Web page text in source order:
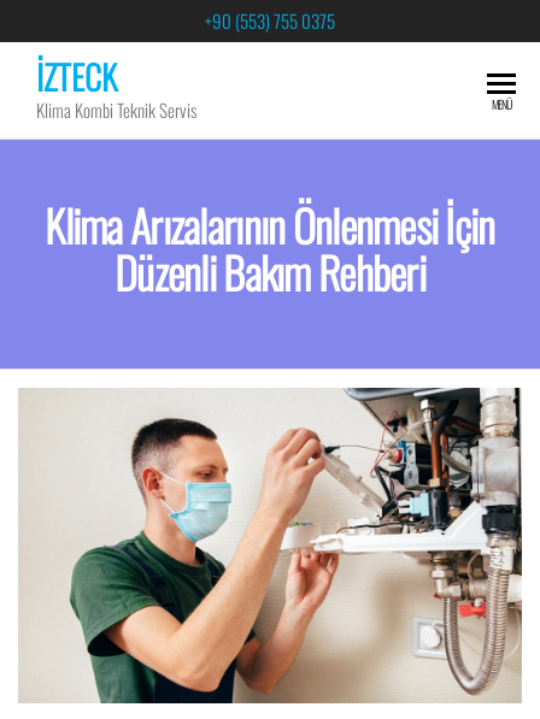
+90 (553) 755 0375
İZTECK
Klima Kombi Teknik Servis MENÜ
Klima Arızalarının Önlenmesi İçin
Düzenli Bakım Rehberi